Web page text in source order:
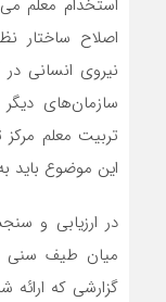
استخدام معلم
اصلاح ساختار
نیروی انسانی
سازمان‌های
تربیت معلم
این موضوع باید
در ارزیابی و
میان طیف سنی
گزارشی که ارائه